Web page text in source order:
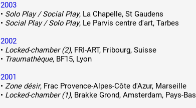
2003
• Solo Play / Social Play, La Chapelle, St Gaudens
• Social Play / Solo Play, Le Parvis centre d'art, Tarbes
2002
• Locked-chamber (2), FRI-ART, Fribourg, Suisse
• Traumathèque, BF15, Lyon
2001
• Zone désir, Frac Provence-Alpes-Côte d'Azur, Marseille
• Locked-chamber (1), Brakke Grond, Amsterdam, Pays-Bas